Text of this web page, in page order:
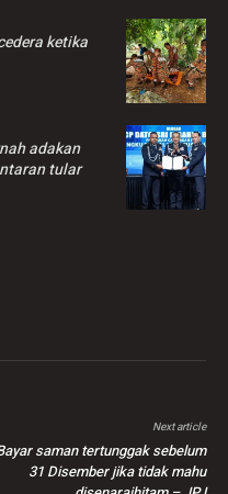
ketika
adakan
tular
Next article
saman tertunggak sebelum
31 Disember jika tidak mahu